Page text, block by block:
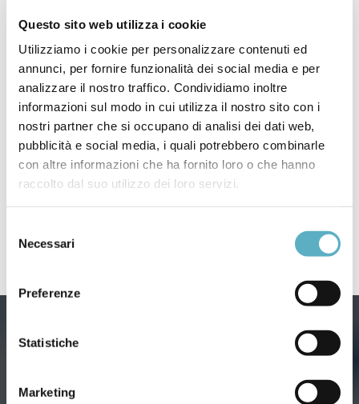
Questo sito web utilizza i cookie
Utilizziamo i cookie per personalizzare contenuti ed
annunci, per fornire funzionalità dei social media e per
analizzare il nostro traffico. Condividiamo inoltre
informazioni sul modo in cui utilizza il nostro sito con i
nostri partner che si occupano di analisi dei dati web,
pubblicità e social media, i quali potrebbero combinarle
con altre informazioni che ha fornito loro o che hanno
raccolto dal suo utilizzo dei loro servizi.
delNecessari
Preferenze
Statistiche
Marketing
Search
for
PRODOTTI
Webinar / Eventi